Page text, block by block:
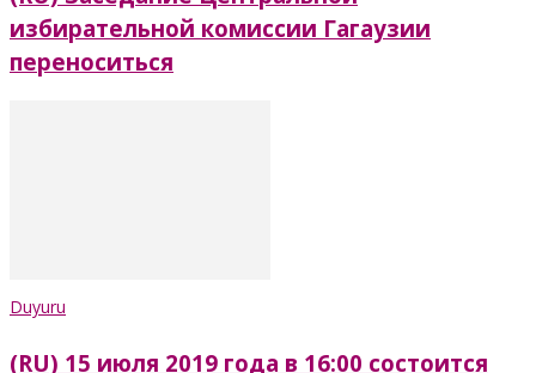
избирательной комиссии Гагаузии
переноситься
Duyuru
(RU) 15 июля 2019 года в 16:00 состоится